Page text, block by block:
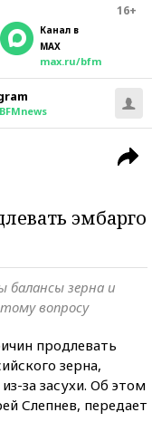
16+
Канал в
MAX
max.ru/bfm
эмбарго
балансы зерна и
вопросу
продлевать
зерна,
за засухи. Об этом
Слепнев, передает